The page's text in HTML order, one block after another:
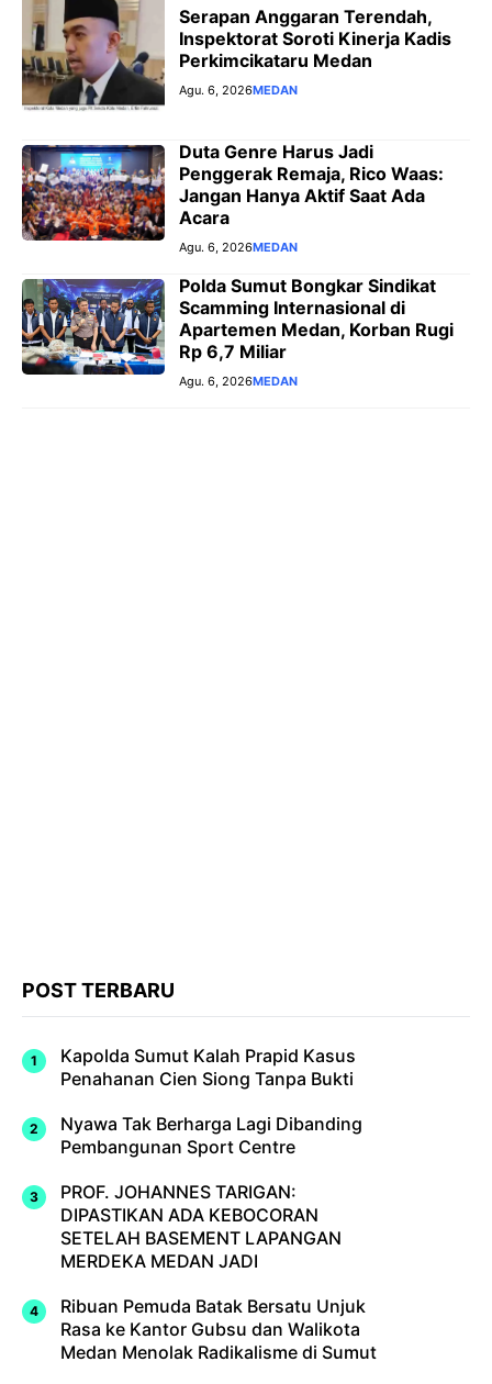
Serapan Anggaran Terendah,
Inspektorat Soroti Kinerja Kadis
Perkimcikataru Medan
Agu. 6, 2026MEDAN
Duta Genre Harus Jadi
Penggerak Remaja, Rico Waas:
Jangan Hanya Aktif Saat Ada
Acara
Agu. 6, 2026MEDAN
Polda Sumut Bongkar Sindikat
Scamming Internasional di
Apartemen Medan, Korban Rugi
Rp 6,7 Miliar
Agu. 6, 2026MEDAN
POST TERBARU
Kapolda Sumut Kalah Prapid Kasus
Penahanan Cien Siong Tanpa Bukti
Nyawa Tak Berharga Lagi Dibanding
Pembangunan Sport Centre
PROF. JOHANNES TARIGAN:
DIPASTIKAN ADA KEBOCORAN
SETELAH BASEMENT LAPANGAN
MERDEKA MEDAN JADI
Ribuan Pemuda Batak Bersatu Unjuk
Rasa ke Kantor Gubsu dan Walikota
Medan Menolak Radikalisme di Sumut